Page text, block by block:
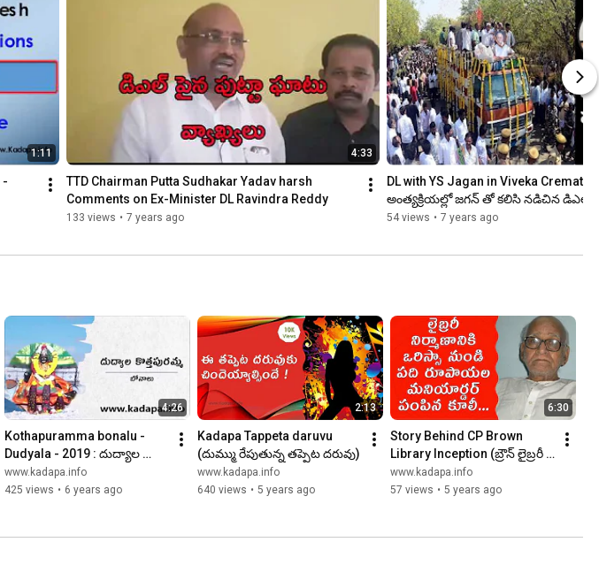
1:11
-
4:33
TTD Chairman Putta Sudhakar Yadav harsh
Comments on Ex-Minister DL Ravindra Reddy
133 views • 7 years ago
DL with YS Jagan in Viveka
అంత్యక్రియల్లో జగన్ తో కలిసి నడిచిన డిఎల్
54 views • 7 years ago
4:26
Kothapuramma bonalu -
Dudyala - 2019 : దుద్యాల
కొత్తపురమ్మ బోనాలు
www.kadapa.info
425 views • 6 years ago
2:13
Kadapa Tappeta daruvu
(దుమ్ము రేపుతున్న తప్పెట దరువు)
www.kadapa.info
640 views • 5 years ago
6:30
Story Behind CP Brown
Library Inception (బ్రౌన్ లైబ్రరీ
పురుడుపోసుకుందిలా)
www.kadapa.info
57 views • 5 years ago